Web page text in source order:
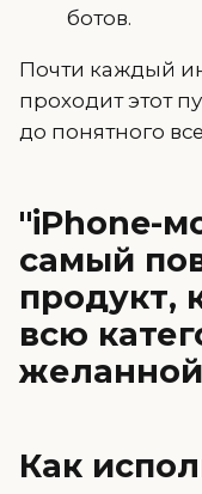
ботов.
Почти каждый
проходит этот
до понятного
"iPhone-
самый
продукт,
всю
Как